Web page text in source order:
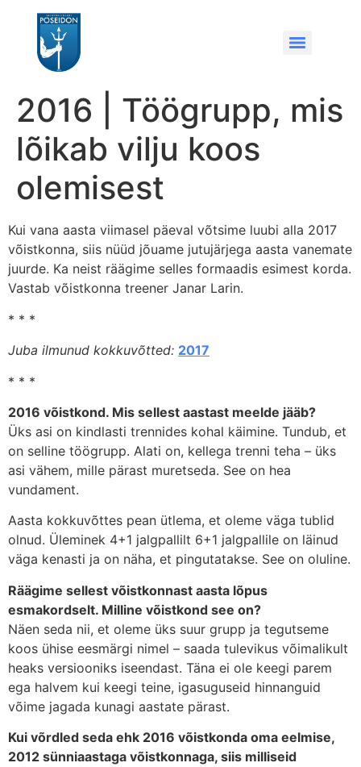
2016 | Töögrupp, mis
lõikab vilju koos
olemisest
Kui vana aasta viimasel päeval võtsime luubi alla 2017
võistkonna, siis nüüd jõuame jutujärjega aasta vanemate
juurde. Ka neist räägime selles formaadis esimest korda.
Vastab võistkonna treener Janar Larin.
* * *
Juba ilmunud kokkuvõtted: 2017
* * *
2016 võistkond. Mis sellest aastast meelde jääb?
Üks asi on kindlasti trennides kohal käimine. Tundub, et
on selline töögrupp. Alati on, kellega trenni teha – üks
asi vähem, mille pärast muretseda. See on hea
vundament.
Aasta kokkuvõttes pean ütlema, et oleme väga tublid
olnud. Üleminek 4+1 jalgpallilt 6+1 jalgpallile on läinud
väga kenasti ja on näha, et pingutatakse. See on oluline.
Räägime sellest võistkonnast aasta lõpus
esmakordselt. Milline võistkond see on?
Näen seda nii, et oleme üks suur grupp ja tegutseme
koos ühise eesmärgi nimel – saada tulevikus võimalikult
heaks versiooniks iseendast. Täna ei ole keegi parem
ega halvem kui keegi teine, igasuguseid hinnanguid
võime jagada kunagi aastate pärast.
Kui võrdled seda ehk 2016 võistkonda oma eelmise,
2012 sünniaastaga võistkonnaga, siis milliseid